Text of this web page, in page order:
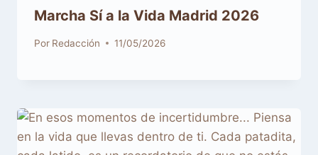
Marcha Sí a la Vida Madrid 2026
Por Redacción 11/05/2026